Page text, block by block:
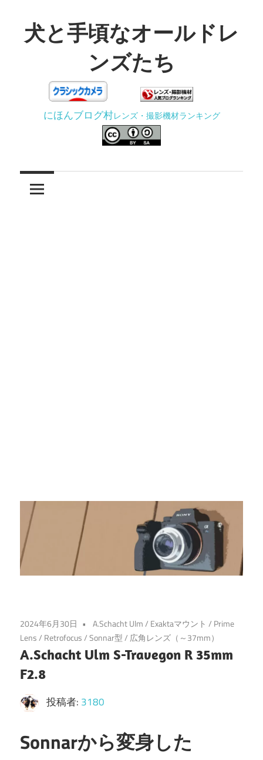
テ犬と手頃なオールドレ
ンズたち
ー
にほんブログ村レンズ・撮影機材ランキング
2024年6月30日 A.Schacht Ulm/ Exaktaマウント / Prime
Lens/ Retrofocus/Sonnar型/ 広角レンズ（～37mm）
A.Schacht Ulm S-Travegon R 35mm
F2.8
投稿者: 3180
Sonnarから変身した